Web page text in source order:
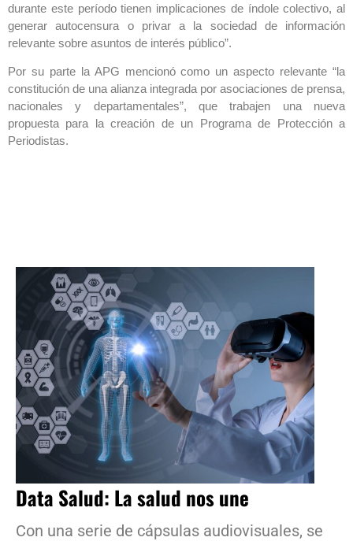
durante este período tienen implicaciones de índole colectivo, al
generar autocensura o privar a la sociedad de información
relevante sobre asuntos de interés público”.
Por su parte la APG mencionó como un aspecto relevante “la
constitución de una alianza integrada por asociaciones de prensa,
nacionales y departamentales”, que trabajen una nueva
propuesta para la creación de un Programa de Protección a
Periodistas.
Data Salud: La salud nos une
Con una serie de cápsulas audiovisuales, se